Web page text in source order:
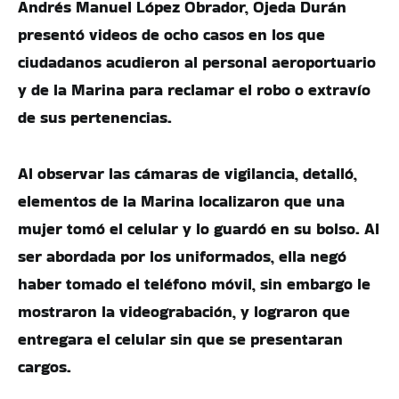
Andrés Manuel López Obrador, Ojeda Durán
presentó videos de ocho casos en los que
ciudadanos acudieron al personal aeroportuario
y de la Marina para reclamar el robo o extravío
de sus pertenencias.
Al observar las cámaras de vigilancia, detalló,
elementos de la Marina localizaron que una
mujer tomó el celular y lo guardó en su bolso. Al
ser abordada por los uniformados, ella negó
haber tomado el teléfono móvil, sin embargo le
mostraron la videograbación, y lograron que
entregara el celular sin que se presentaran
cargos.